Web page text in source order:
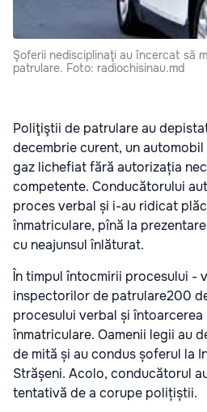
Şoferii nedisciplinaţi au încercat să
patrulare. Foto: radiochisinau.md
Poliţiştii de patrulare au
decembrie curent, un
gaz lichefiat fără autorizația
competente. Conducătorului
proces verbal și i-au ridicat
înmatriculare, pînă la
cu neajunsul înlăturat.
În timpul întocmirii procesului -
inspectorilor de patrulare200
procesului verbal și
înmatriculare. Oamenii legii au
de mită și au condus șoferul la
Strășeni. Acolo, conducătorul
tentativă de a corupe polițiștii.